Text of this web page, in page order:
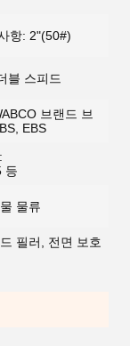
항: 2"(50#)
블 스피드
브랜드 브
EBS
등
물류
필러, 전면 보호